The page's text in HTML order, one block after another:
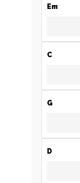
Em
C
G
D